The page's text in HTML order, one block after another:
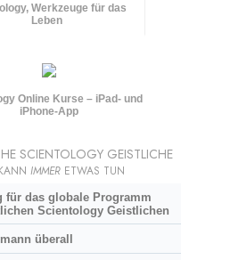
Werkzeuge für das
Leben
Online Kurse – iPad- und
iPhone-App
SCIENTOLOGY GEISTLICHE
IMMER ETWAS TUN
für das globale Programm
Scientology Geistlichen
überall